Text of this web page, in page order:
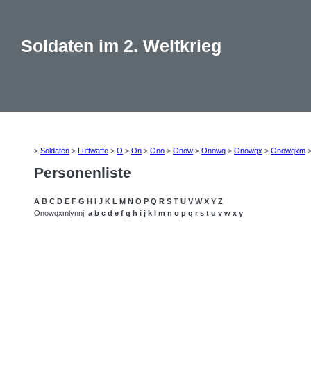
Soldaten im 2. Weltkrieg
> Soldaten > Luftwaffe > O > On > Ono > Onow > Onowq > Onowqx > Onowqxm
Personenliste
A B C D E F G H I J K L M N O P Q R S T U V W X Y Z
Onowqxmlynnj: a b c d e f g h i j k l m n o p q r s t u v w x y